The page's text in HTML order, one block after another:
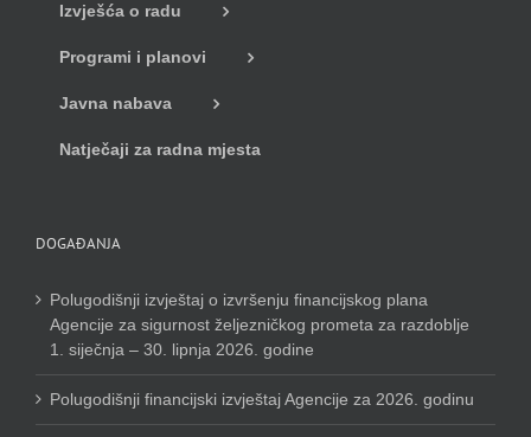
Izvješća o radu
Programi i planovi
Javna nabava
Natječaji za radna mjesta
DOGAĐANJA
Polugodišnji izvještaj o izvršenju financijskog plana
Agencije za sigurnost željezničkog prometa za razdoblje
1. siječnja – 30. lipnja 2026. godine
Polugodišnji financijski izvještaj Agencije za 2026. godinu